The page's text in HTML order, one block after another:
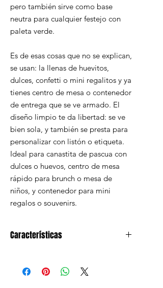
pero también sirve como base
neutra para cualquier festejo con
paleta verde.
Es de esas cosas que no se explican,
se usan: la llenas de huevitos,
dulces, confetti o mini regalitos y ya
tienes centro de mesa o contenedor
de entrega que se ve armado. El
diseño limpio te da libertad: se ve
bien sola, y también se presta para
personalizar con listón o etiqueta.
Ideal para canastita de pascua con
dulces o huevos, centro de mesa
rápido para brunch o mesa de
niños, y contenedor para mini
regalos o souvenirs.
Características